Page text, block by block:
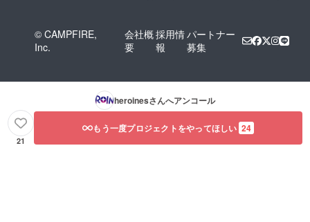
© CAMPFIRE,
Inc.
会社概
要
採用情
報
パートナー
募集
heroinesさんへアンコール
21
もう一度プロジェクトをやってほしい 24